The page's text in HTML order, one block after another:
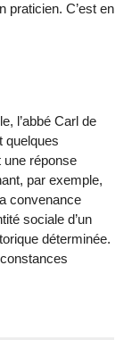
praticien. C’est en
l’abbé Carl de
quelques
réponse
par exemple,
convenance
sociale d’un
déterminée.